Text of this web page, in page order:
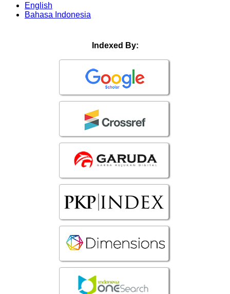
English
Bahasa Indonesia
Indexed By: